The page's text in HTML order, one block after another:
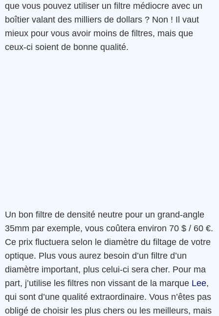
que vous pouvez utiliser un filtre médiocre avec un
boîtier valant des milliers de dollars ? Non ! Il vaut
mieux pour vous avoir moins de filtres, mais que
ceux-ci soient de bonne qualité.
Un bon filtre de densité neutre pour un grand-angle
35mm par exemple, vous coûtera environ 70 $ / 60 €.
Ce prix fluctuera selon le diamètre du filtage de votre
optique. Plus vous aurez besoin d’un filtre d’un
diamètre important, plus celui-ci sera cher. Pour ma
part, j’utilise les filtres non vissant de la marque Lee,
qui sont d’une qualité extraordinaire. Vous n’êtes pas
obligé de choisir les plus chers ou les meilleurs, mais